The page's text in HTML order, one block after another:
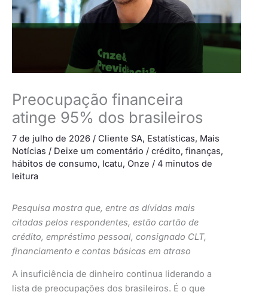
Preocupação financeira
atinge 95% dos brasileiros
7 de julho de 2026 / Cliente SA, Estatísticas, Mais
Notícias / Deixe um comentário / crédito, finanças,
hábitos de consumo, Icatu, Onze / 4 minutos de
leitura
Pesquisa mostra que, entre as dívidas mais
citadas pelos respondentes, estão cartão de
crédito, empréstimo pessoal, consignado CLT,
financiamento e contas básicas em atraso
A insuficiência de dinheiro continua liderando a
lista de preocupações dos brasileiros. É o que